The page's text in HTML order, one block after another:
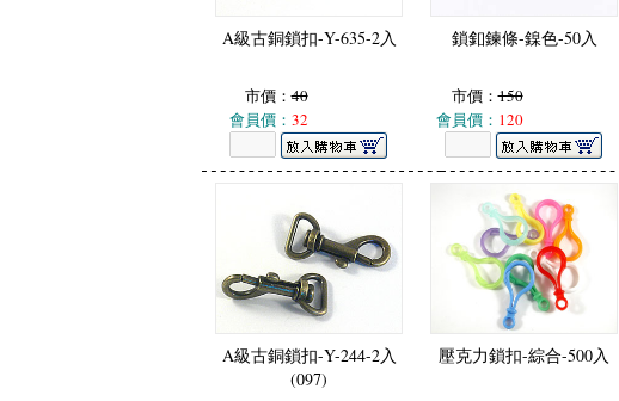
A級古銅鎖扣-Y-635-2入
市價：40
會員價： 32
鎖釦鍊條-鎳色-50入
市價：150
會員價： 120
A級古銅鎖扣-Y-244-2入
(097)
壓克力鎖扣-綜合-500入